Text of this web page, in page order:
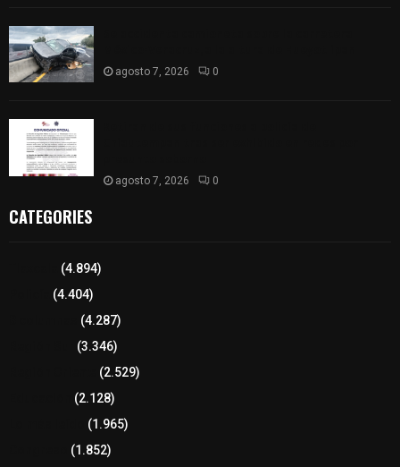
agosto 7, 2026 0
agosto 7, 2026 0
CATEGORIES
(4.894)
(4.404)
(4.287)
(3.346)
(2.529)
(2.128)
(1.965)
(1.852)